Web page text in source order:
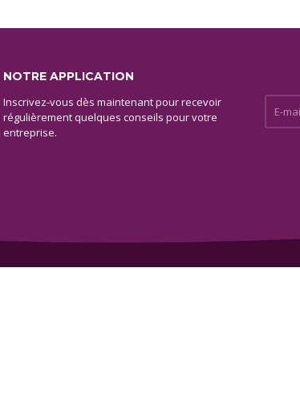
NOTRE APPLICATION
Inscrivez-vous dès maintenant pour recevoir
régulièrement quelques conseils pour votre
entreprise.